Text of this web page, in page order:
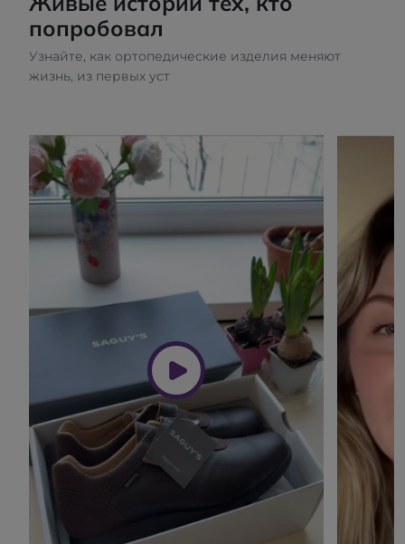
попробовал
Узнайте, как ортопедические изделия меняют
жизнь, из первых уст